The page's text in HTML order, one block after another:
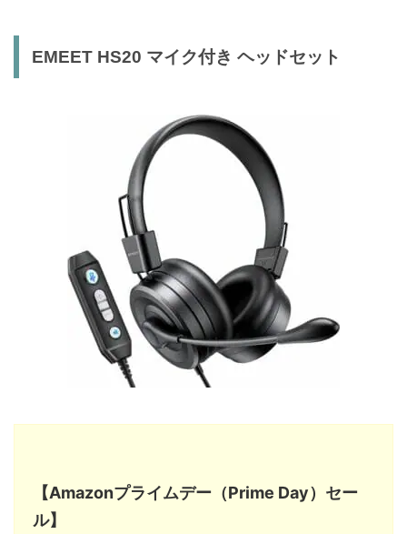
EMEET HS20 マイク付き ヘッドセット
【Amazonプライムデー（Prime Day）セー
ル】